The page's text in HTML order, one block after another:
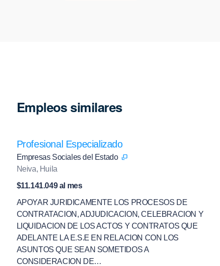
Empleos similares
Profesional Especializado
Empresas Sociales del Estado
Neiva, Huila
$11.141.049 al mes
APOYAR JURIDICAMENTE LOS PROCESOS DE
CONTRATACION, ADJUDICACION, CELEBRACION Y
LIQUIDACION DE LOS ACTOS Y CONTRATOS QUE
ADELANTE LA E.S.E EN RELACION CON LOS
ASUNTOS QUE SEAN SOMETIDOS A
CONSIDERACION DE…